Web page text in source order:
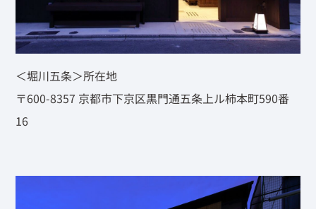
＜堀川五条＞所在地
〒600-8357 京都市下京区黒門通五条上ル柿本町590番
16